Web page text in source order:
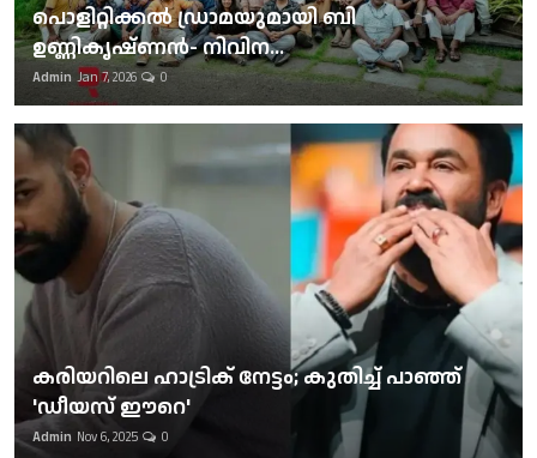
പൊളിറ്റിക്കല്‍ ഡ്രാമയുമായി ബി
ഉണ്ണികൃഷ്ണന്‍- നിവിന...
Admin Jan 7, 2026 0
കരിയറിലെ ഹാട്രിക് നേട്ടം; കുതിച്ച് പാഞ്ഞ്
'ഡീയസ് ഈറെ'
Admin Nov 6, 2025 0